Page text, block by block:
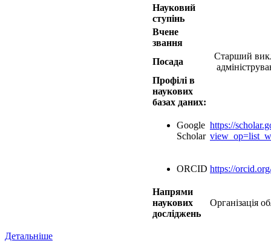
Науковий
ступінь
Вчене
звання
Посада
Старший
Профілі в
наукових
базах даних:
Google
Scholar
https://
ORCID https://
Напрями
наукових
досліджень
Організація
Детальніше